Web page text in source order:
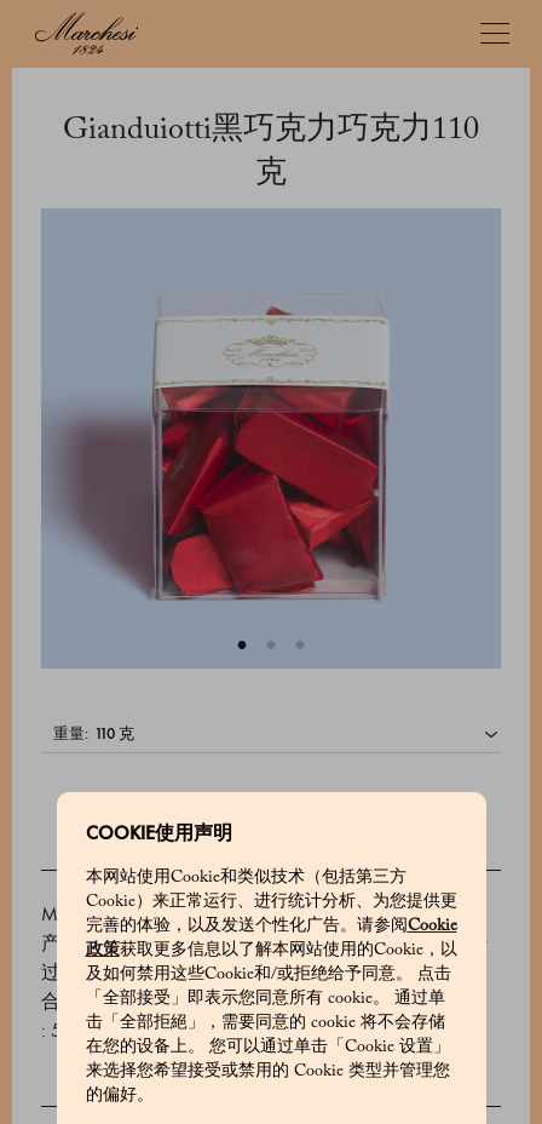
COOKIE使用声明
本网站使用Cookie和类似技术（包括第三方
Cookie）来正常运行、进行统计分析、为您提供更
完善的体验，以及发送个性化广告。请参阅Cookie
政策获取更多信息以了解本网站使用的Cookie，以
及如何禁用这些Cookie和/或拒绝给予同意。 点击
「全部接受」即表示您同意所有 cookie。 通过单
击「全部拒絕」，需要同意的 cookie 将不会存储
在您的设备上。 您可以通过单击「Cookie 设置」
来选择您希望接受或禁用的 Cookie 类型并管理您
的偏好。
Gianduiotti黑巧克力巧克力110
克
重量:
Marchesi 1824声名远播的Gianduiotti巧克力原料中包含
产自皮埃蒙特朗格地区的优质I.G.P.榛子，这些榛子经
过精心烘烤，压碎，然后与优质的厄瓜多尔可可混
合。本款为黑巧克力口味。
: 510621014_V